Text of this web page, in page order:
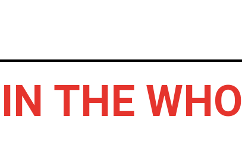
THE WHO